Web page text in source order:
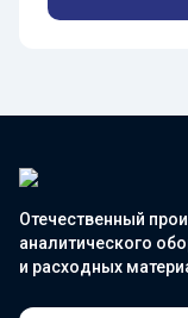
Отечественный
аналитического
и расходных